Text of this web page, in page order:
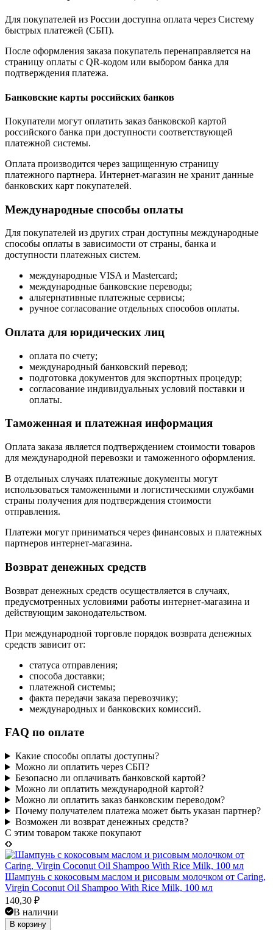
Для покупателей из России доступна оплата через Систему
быстрых платежей (СБП).
После оформления заказа покупатель перенаправляется на
страницу оплаты с QR-кодом или выбором банка для
подтверждения платежа.
Банковские карты российских банков
Покупатели могут оплатить заказ банковской картой
российского банка при доступности соответствующей
платежной системы.
Оплата производится через защищенную страницу
платежного партнера. Интернет-магазин не хранит данные
банковских карт покупателей.
Международные способы оплаты
Для покупателей из других стран доступны международные
способы оплаты в зависимости от страны, банка и
доступности платежных систем.
международные VISA и Mastercard;
международные банковские переводы;
альтернативные платежные сервисы;
ручное согласование отдельных способов оплаты.
Оплата для юридических лиц
оплата по счету;
международный банковский перевод;
подготовка документов для экспортных процедур;
согласование индивидуальных условий поставки и
оплаты.
Таможенная и платежная информация
Оплата заказа является подтверждением стоимости товаров
для международной перевозки и таможенного оформления.
В отдельных случаях платежные документы могут
использоваться таможенными и логистическими службами
страны получения для подтверждения стоимости
отправления.
Платежи могут приниматься через финансовых и платежных
партнеров интернет-магазина.
Возврат денежных средств
Возврат денежных средств осуществляется в случаях,
предусмотренных условиями работы интернет-магазина и
действующим законодательством.
При международной торговле порядок возврата денежных
средств зависит от:
статуса отправления;
способа доставки;
платежной системы;
факта передачи заказа перевозчику;
международных и банковских комиссий.
FAQ по оплате
Какие способы оплаты доступны?
Можно ли оплатить через СБП?
Безопасно ли оплачивать банковской картой?
Можно ли оплатить международной картой?
Можно ли оплатить заказ банковским переводом?
Почему получателем платежа может быть указан партнер?
Возможен ли возврат денежных средств?
C этим товаром также покупают
Шампунь с кокосовым маслом и рисовым молочком от Caring,
Virgin Coconut Oil Shampoo With Rice Milk, 100 мл
140,30 ₽
В наличии
В корзину